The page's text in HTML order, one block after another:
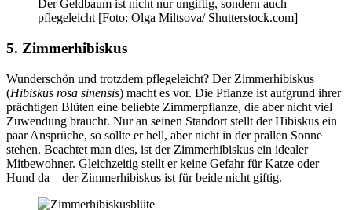
Der Geldbaum ist nicht nur ungiftig, sondern auch
pflegeleicht [Foto: Olga Miltsova/ Shutterstock.com]
5. Zimmerhibiskus
Wunderschön und trotzdem pflegeleicht? Der Zimmerhibiskus
(Hibiskus rosa sinensis) macht es vor. Die Pflanze ist aufgrund ihrer
prächtigen Blüten eine beliebte Zimmerpflanze, die aber nicht viel
Zuwendung braucht. Nur an seinen Standort stellt der Hibiskus ein
paar Ansprüche, so sollte er hell, aber nicht in der prallen Sonne
stehen. Beachtet man dies, ist der Zimmerhibiskus ein idealer
Mitbewohner. Gleichzeitig stellt er keine Gefahr für Katze oder
Hund da – der Zimmerhibiskus ist für beide nicht giftig.